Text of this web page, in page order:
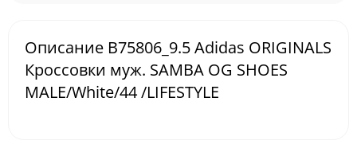
Описание B75806_9.5 Adidas ORIGINALS
Кроссовки муж. SAMBA OG SHOES
MALE/White/44 /LIFESTYLE